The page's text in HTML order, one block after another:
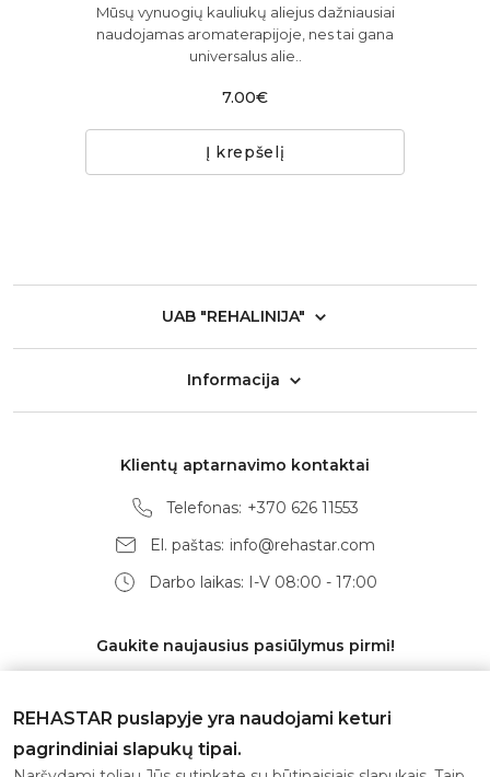
Mūsų vynuogių kauliukų aliejus dažniausiai
naudojamas aromaterapijoje, nes tai gana
universalus alie..
7.00€
Į krepšelį
UAB "REHALINIJA"
Informacija
Klientų aptarnavimo kontaktai
Telefonas: +370 626 11553
El. paštas: info@rehastar.com
Darbo laikas: I-V 08:00 - 17:00
Gaukite naujausius pasiūlymus pirmi!
Prenumeruoti
REHASTAR puslapyje yra naudojami keturi
pagrindiniai slapukų tipai.